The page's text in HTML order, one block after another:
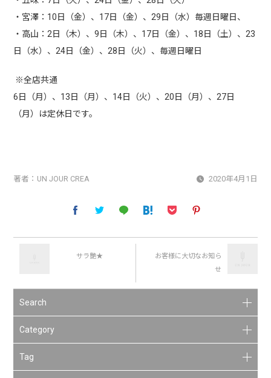
・宮澤：10日（金）、17日（金）、29日（水）毎週日曜日、
・高山：2日（木）、9日（木）、17日（金）、18日（土）、23
日（水）、24日（金）、28日（火）、毎週日曜日
※全店共通
6日（月）、13日（月）、14日（火）、20日（月）、27日
（月）は定休日です。
著者： UN JOUR CREA 2020年4月1日
サラ艶★
お客様に大切なお知ら
せ
Search
Category
Tag